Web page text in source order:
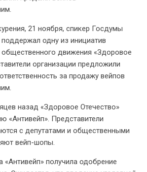
21 ноября, спикер Госдумы
одну из инициатив
движения «Здоровое
организации предложили
за продажу вейпов
назад «Здоровое Отечество»
«Антивейп». Представители
с депутатами и общественными
вейп-шопы.
«Антивейп» получила одобрение